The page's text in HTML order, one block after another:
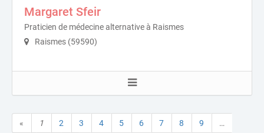
Margaret Sfeir
Praticien de médecine alternative à Raismes
Raismes (59590)
« 1 2 3 4 5 6 7 8 9 …